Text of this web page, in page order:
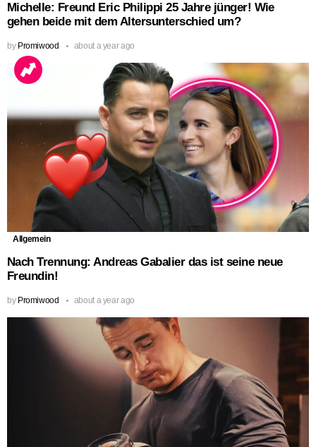
Michelle: Freund Eric Philippi 25 Jahre jünger! Wie
gehen beide mit dem Altersunterschied um?
by Promiwood about a year ago
Allgemein
Nach Trennung: Andreas Gabalier das ist seine neue
Freundin!
by Promiwood about a year ago